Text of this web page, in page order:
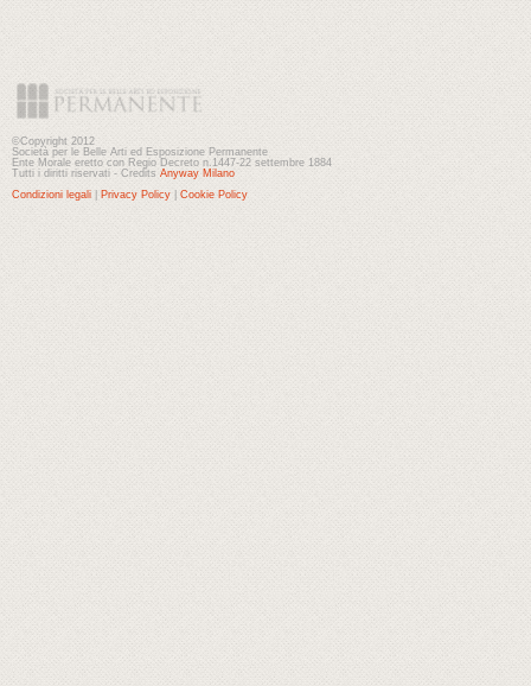
©Copyright 2012
Società per le Belle Arti ed Esposizione Permanente
Ente Morale eretto con Regio Decreto n.1447-22 settembre 1884
Tutti i diritti riservati - Credits Anyway Milano
Condizioni legali
Privacy Policy Cookie Policy